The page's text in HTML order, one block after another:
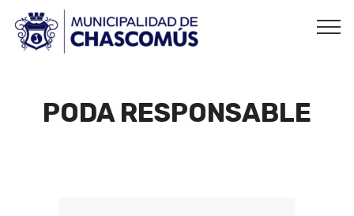
PODA RESPONSABLE